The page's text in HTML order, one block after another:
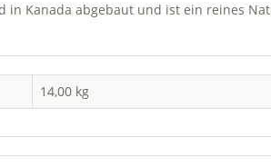
in Kanada abgebaut und ist ein reines
14,00 kg